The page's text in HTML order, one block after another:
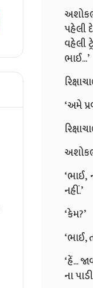
પહેલી
વહેલી
ભાઈ...’
‘અમે
‘ભાઈ,
નહીં.’
‘કેમ?’
‘ભાઈ,
‘હેં...
ના